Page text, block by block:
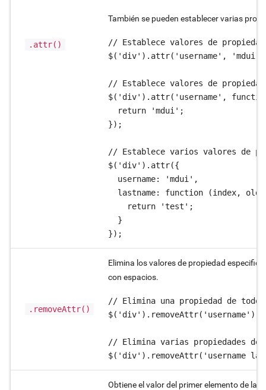
.attr()
También se pueden establecer varias
// Establece valores de
$('div').attr('username',
// Establece valores de
$('div').attr('username',
  return 'mdui';
});
// Establece varios valores de
$('div').attr({
  username: 'mdui',
lastname: function (index,
    return 'test';
  }
});
.removeAttr()
Elimina los valores de propiedad
con espacios.
// Elimina una propiedad de
$('div').removeAttr('username');
// Elimina varias propiedades de
Obtiene el valor del primer elemento de la